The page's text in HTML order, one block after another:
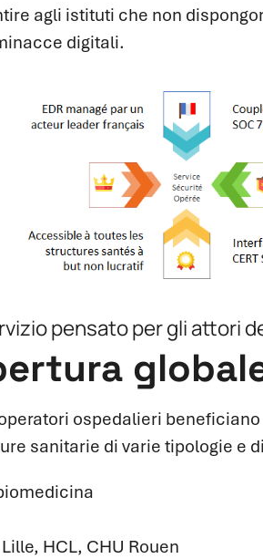
agli istituti che non
digitali.
pensato per gli attori
ospedalieri
sanitarie di varie tipologie e
HCL, CHU Rouen